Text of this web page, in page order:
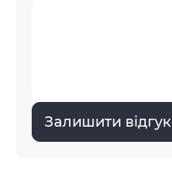
Залишити відгук